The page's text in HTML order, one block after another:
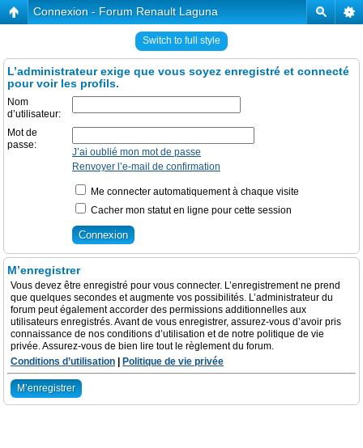
Connexion - Forum Renault Laguna
Switch to full style
L’administrateur exige que vous soyez enregistré et connecté
pour voir les profils.
Nom
d’utilisateur:
Mot de
passe:
J’ai oublié mon mot de passe
Renvoyer l’e-mail de confirmation
Me connecter automatiquement à chaque visite
Cacher mon statut en ligne pour cette session
M’enregistrer
Vous devez être enregistré pour vous connecter. L’enregistrement ne prend
que quelques secondes et augmente vos possibilités. L’administrateur du
forum peut également accorder des permissions additionnelles aux
utilisateurs enregistrés. Avant de vous enregistrer, assurez-vous d’avoir pris
connaissance de nos conditions d’utilisation et de notre politique de vie
privée. Assurez-vous de bien lire tout le règlement du forum.
Conditions d’utilisation
Politique de vie privée
M’enregistrer